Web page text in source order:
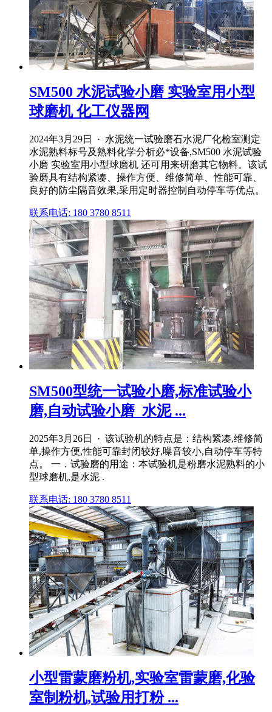
SM500 水泥试验小磨 实验室用小型
球磨机 化工仪器网
2024年3月29日 · 水泥统一试验磨石水泥厂化检室测定
水泥熟料标号及熟料化学分析必*设备,SM500 水泥试验
小磨 实验室用小型球磨机 还可用来研磨其它物料。该试
验磨具有结构紧凑、操作方便、维修简单、性能可靠、
良好的防尘隔音效果,采用定时器控制自动停车等优点。
联系电话: 180 3780 8511
SM500型统一试验小磨,标准试验小
磨,自动试验小磨_水泥 ...
2025年3月26日 · 该试验机的特点是：结构紧凑,维修简
单,操作方便,性能可靠封闭较好,噪音较小,自动停车等特
点。 一．试验磨的用途：本试验机是粉磨水泥熟料的小
型球磨机,是水泥 .
联系电话: 180 3780 8511
小型雷蒙磨粉机,实验室雷蒙磨,化验
室制粉机,试验用打粉 ...